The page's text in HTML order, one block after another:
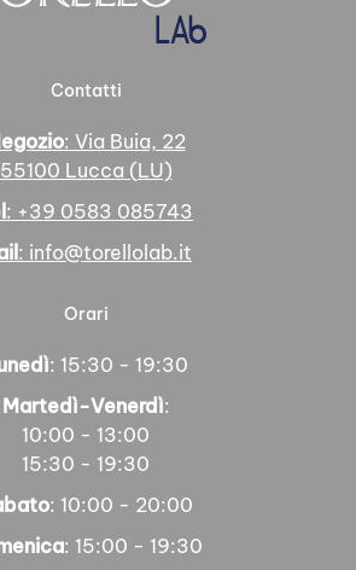
Contatti
: Via Buia, 22
55100 Lucca (LU)
: +39 0583 085743
: info@torellolab.it
Orari
: 15:30 - 19:30
Martedì-Venerdì:
10:00 - 13:00
15:30 - 19:30
: 10:00 - 20:00
: 15:00 - 19:30